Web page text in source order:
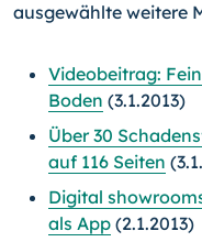
ausgewählte weitere
Videobeitrag:
Boden (3.1.2013)
Über 30
auf 116 Seiten
Digital
als App (2.1.2013)